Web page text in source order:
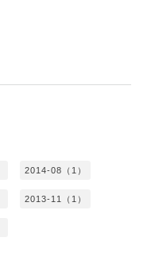
2014-08（1）
2013-11（1）